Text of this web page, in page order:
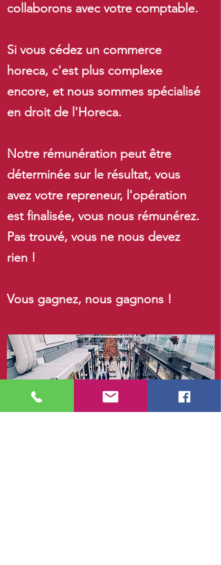
collaborons avec votre comptable.
Si vous cédez un commerce
horeca, c'est plus complexe
encore, et nous sommes spécialisé
en droit de l'Horeca.
Notre rémunération peut être
déterminée sur le résultat, vous
avez votre repreneur, l'opération
est finalisée, vous nous rémunérez.
Pas trouvé, vous ne nous devez
rien !
Vous gagnez, nous gagnons !